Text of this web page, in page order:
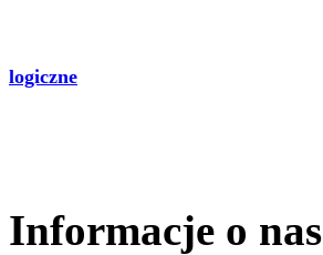
logiczne
Informacje o nas